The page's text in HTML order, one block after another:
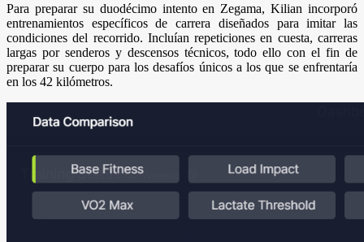
Para preparar su duodécimo intento en Zegama, Kilian incorporó
entrenamientos específicos de carrera diseñados para imitar las
condiciones del recorrido. Incluían repeticiones en cuesta, carreras
largas por senderos y descensos técnicos, todo ello con el fin de
preparar su cuerpo para los desafíos únicos a los que se enfrentaría
en los 42 kilómetros.